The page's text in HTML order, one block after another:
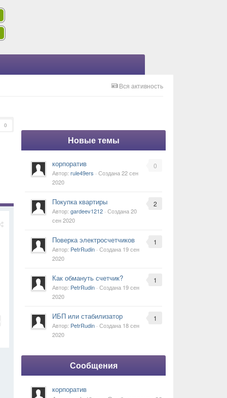
Вся активность
0
Новые темы
0
корпоратив
Автор: rule49ers · Создана22 сен
2020
2
Покупка квартиры
Автор: gardeev1212 · Создана20
сен 2020
1
Поверка электросчетчиков
Автор: PetrRudin · Создана 19 сен
2020
1
Как обмануть счетчик?
Автор: PetrRudin · Создана 19 сен
2020
1
ИБП или стабилизатор
Автор: PetrRudin · Создана 18 сен
2020
Сообщения
корпоратив